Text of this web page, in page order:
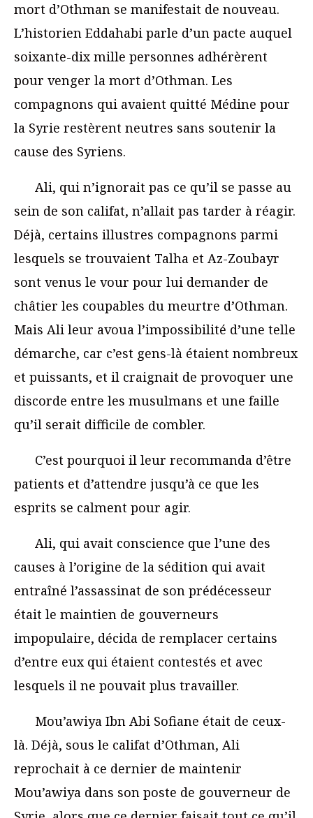
mort d’Othman se manifestait de nouveau.
L’historien Eddahabi parle d’un pacte auquel
soixante-dix mille personnes adhérèrent
pour venger la mort d’Othman. Les
compagnons qui avaient quitté Médine pour
la Syrie restèrent neutres sans soutenir la
cause des Syriens.
Ali, qui n’ignorait pas ce qu’il se passe au
sein de son califat, n’allait pas tarder à réagir.
Déjà, certains illustres compagnons parmi
lesquels se trouvaient Talha et Az-Zoubayr
sont venus le vour pour lui demander de
châtier les coupables du meurtre d’Othman.
Mais Ali leur avoua l’impossibilité d’une telle
démarche, car c’est gens-là étaient nombreux
et puissants, et il craignait de provoquer une
discorde entre les musulmans et une faille
qu’il serait difficile de combler.
C’est pourquoi il leur recommanda d’être
patients et d’attendre jusqu’à ce que les
esprits se calment pour agir.
Ali, qui avait conscience que l’une des
causes à l’origine de la sédition qui avait
entraîné l’assassinat de son prédécesseur
était le maintien de gouverneurs
impopulaire, décida de remplacer certains
d’entre eux qui étaient contestés et avec
lesquels il ne pouvait plus travailler.
Mou’awiya Ibn Abi Sofiane était de ceux-
là. Déjà, sous le califat d’Othman, Ali
reprochait à ce dernier de maintenir
Mou’awiya dans son poste de gouverneur de